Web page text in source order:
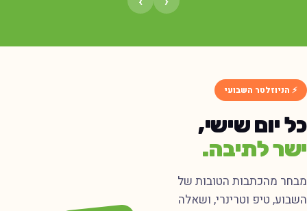
⚡ הניוזלטר השבועי
יום שישי,
לתיבה.
מהכתבות הטובות של
טיפ וטרינרי, ושאלה